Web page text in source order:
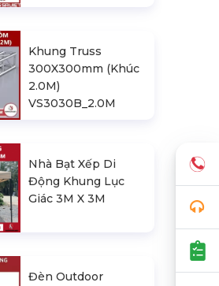
Khung Truss
300X300mm (Khúc
2.0M)
VS3030B_2.0M
Nhà Bạt Xếp Di
Động Khung Lục
Giác 3M X 3M
Đèn Outdoor